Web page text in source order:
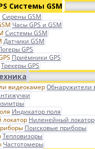
Системы GSM
Сирены GSM
Часы GPS и GSM
Системы GSM
Датчики GSM
GPS
Приёмники GPS
Трекеры GPS
Обнаружители
Индикатор поля
Ниленейный локатор
Поисковые приборы
Тепловизоры
Частотомеры